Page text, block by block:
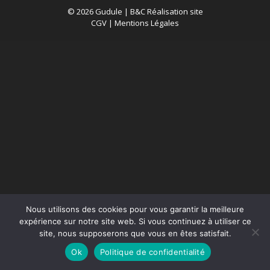
© 2026 Gudule | B&C Réalisation site
CGV | Mentions Légales
Nous utilisons des cookies pour vous garantir la meilleure
expérience sur notre site web. Si vous continuez à utiliser ce
site, nous supposerons que vous en êtes satisfait.
Ok
Politique de confidentialité